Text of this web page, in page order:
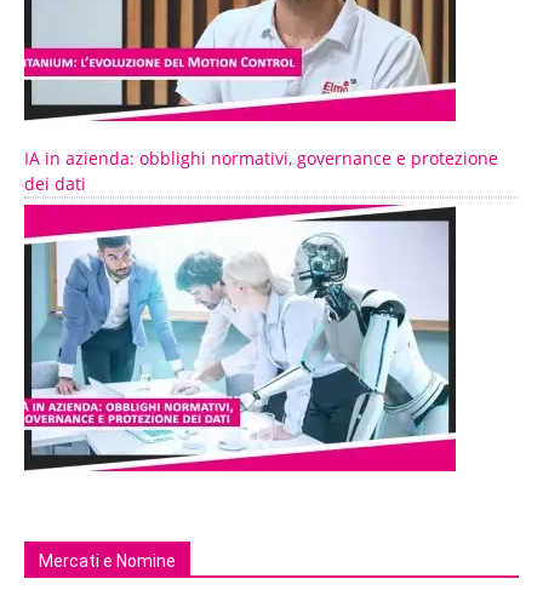
IA in azienda: obblighi normativi, governance e protezione
dei dati
Mercati e Nomine